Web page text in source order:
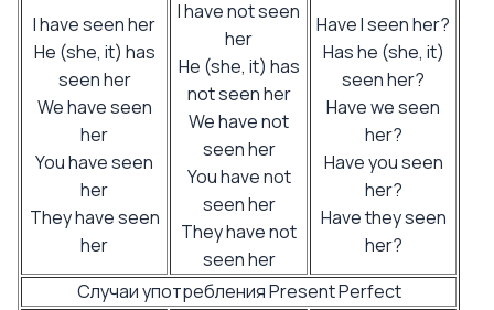
I have seen her
He (she, it) has
seen her
We have seen
her
You have seen
her
They have seen
her
I have not seen
her
He (she, it) has
not seen her
We have not
seen her
You have not
seen her
They have not
seen her
Have I seen her?
Has he (she, it)
seen her?
Have we seen
her?
Have you seen
her?
Have they seen
her?
Случаи употребления Present Perfect